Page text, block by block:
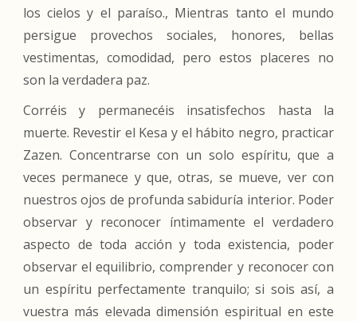
los cielos y el paraíso., Mientras tanto el mundo
persigue provechos sociales, honores, bellas
vestimentas, comodidad, pero estos placeres no
son la verdadera paz.
Corréis y permanecéis insatisfechos hasta la
muerte. Revestir el Kesa y el hábito negro, practicar
Zazen. Concentrarse con un solo espíritu, que a
veces permanece y que, otras, se mueve, ver con
nuestros ojos de profunda sabiduría interior. Poder
observar y reconocer íntimamente el verdadero
aspecto de toda acción y toda existencia, poder
observar el equilibrio, comprender y reconocer con
un espíritu perfectamente tranquilo; si sois así, a
vuestra más elevada dimensión espiritual en este